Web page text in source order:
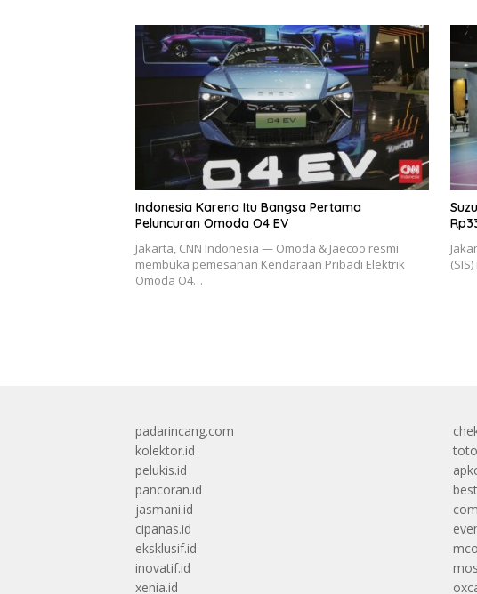
Indonesia Karena Itu Bangsa Pertama
Peluncuran Omoda O4 EV
Jakarta, CNN Indonesia — Omoda & Jaecoo resmi
membuka pemesanan Kendaraan Pribadi Elektrik
Omoda O4…
padarincang.com
kolektor.id
pelukis.id
pancoran.id
jasmani.id
cipanas.id
eksklusif.id
inovatif.id
xenia.id